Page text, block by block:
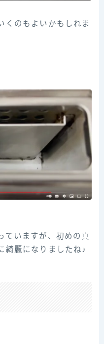
くのもよいかもしれま
ていますが、初めの真
綺麗になりましたね♪